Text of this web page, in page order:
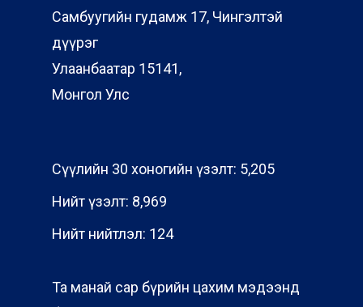
Самбуугийн гудамж 17, Чингэлтэй
дүүрэг
Улаанбаатар 15141,
Монгол Улс
Сүүлийн 30 хоногийн үзэлт: 5,205
Нийт үзэлт: 8,969
Нийт нийтлэл: 124
Та манай сар бүрийн цахим мэдээнд